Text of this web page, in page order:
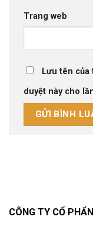
Trang web
Lưu tên
duyệt này cho
CÔNG TY CỔ